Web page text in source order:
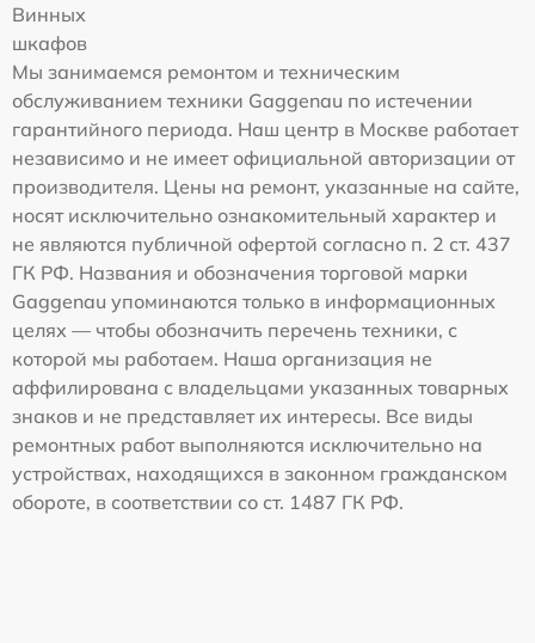
Винных
шкафов
Мы занимаемся ремонтом и техническим
обслуживанием техники Gaggenau по истечении
гарантийного периода. Наш центр в Москве работает
независимо и не имеет официальной авторизации от
производителя. Цены на ремонт, указанные на сайте,
носят исключительно ознакомительный характер и
не являются публичной офертой согласно п. 2 ст. 437
ГК РФ. Названия и обозначения торговой марки
Gaggenau упоминаются только в информационных
целях — чтобы обозначить перечень техники, с
которой мы работаем. Наша организация не
аффилирована с владельцами указанных товарных
знаков и не представляет их интересы. Все виды
ремонтных работ выполняются исключительно на
устройствах, находящихся в законном гражданском
обороте, в соответствии со ст. 1487 ГК РФ.